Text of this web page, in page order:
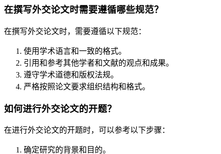
在撰写外交论文时需要遵循哪些规范？
在撰写外交论文时，需要遵循以下规范：
使用学术语言和一致的格式。
引用和参考其他学者和文献的观点和成果。
遵守学术道德和版权法规。
严格按照论文要求组织结构和格式。
如何进行外交论文的开题？
在进行外交论文的开题时，可以参考以下步骤：
确定研究的背景和目的。